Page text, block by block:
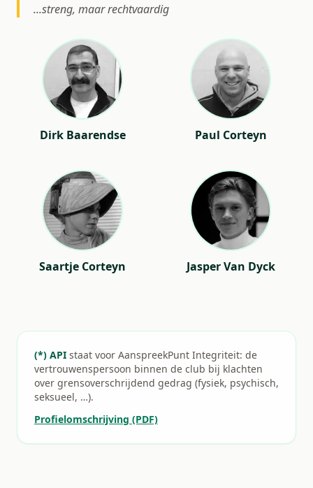
...streng, maar rechtvaardig
Dirk Baarendse Paul Corteyn
Saartje Corteyn Jasper Van Dyck
(*) API staat voor AanspreekPunt Integriteit: de
vertrouwenspersoon binnen de club bij klachten
over grensoverschrijdend gedrag (fysiek, psychisch,
seksueel, …).
Profielomschrijving (PDF)